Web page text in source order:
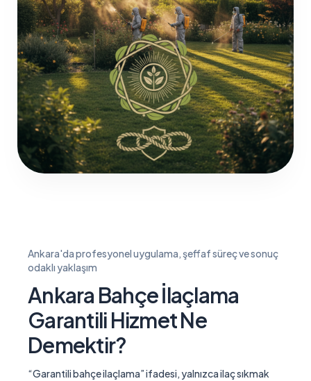
Ankara'da profesyonel uygulama, şeffaf süreç ve sonuç
odaklı yaklaşım
Ankara Bahçe İlaçlama
Garantili Hizmet Ne
Demektir?
“Garantili bahçe ilaçlama” ifadesi, yalnızca ilaç sıkmak